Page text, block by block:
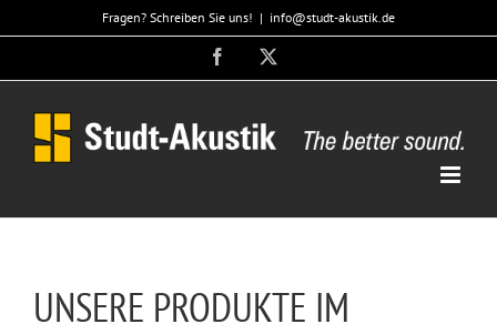
Inhalt
Fragen? Schreiben Sie uns! | info@studt-akustik.de
Facebook
UNSERE PRODUKTE IM